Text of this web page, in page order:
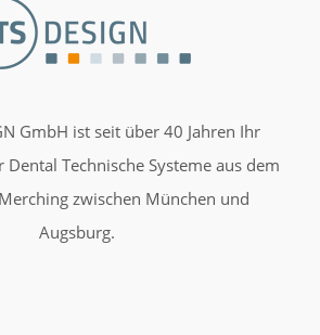
GmbH ist seit über 40 Jahren Ihr
Technische Systeme aus dem
zwischen München und
Augsburg.